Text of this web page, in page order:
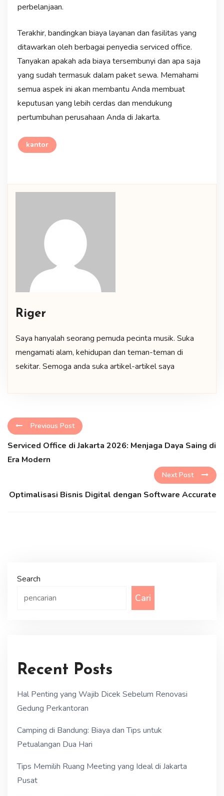
perbelanjaan.
Terakhir, bandingkan biaya layanan dan fasilitas yang
ditawarkan oleh berbagai penyedia serviced office.
Tanyakan apakah ada biaya tersembunyi dan apa saja
yang sudah termasuk dalam paket sewa. Memahami
semua aspek ini akan membantu Anda membuat
keputusan yang lebih cerdas dan mendukung
pertumbuhan perusahaan Anda di Jakarta.
kantor
Riger
Saya hanyalah seorang pemuda pecinta musik. Suka
mengamati alam, kehidupan dan teman-teman di
sekitar. Semoga anda suka artikel-artikel saya
Previous Post
Serviced Office di Jakarta 2026: Menjaga Daya Saing di
Era Modern
Next Post
Optimalisasi Bisnis Digital dengan Software Accurate
Search
Cari
Recent Posts
Hal Penting yang Wajib Dicek Sebelum Renovasi
Gedung Perkantoran
Camping di Bandung: Biaya dan Tips untuk
Petualangan Dua Hari
Tips Memilih Ruang Meeting yang Ideal di Jakarta
Pusat